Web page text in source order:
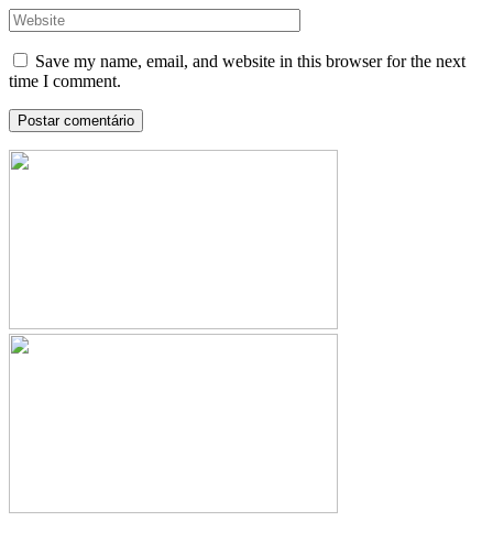
Save my name, email, and website in this browser for the next
time I comment.